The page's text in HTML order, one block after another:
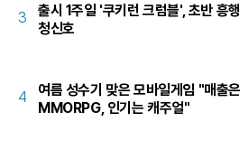
3
출시 1주일 '쿠키런 크럼블', 초반 흥행
청신호
4
여름 성수기 맞은 모바일게임 "매출은
MMORPG, 인기는 캐주얼"